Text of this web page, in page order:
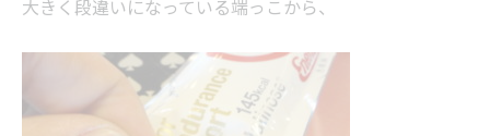
大きく段違いになっている端っこから、